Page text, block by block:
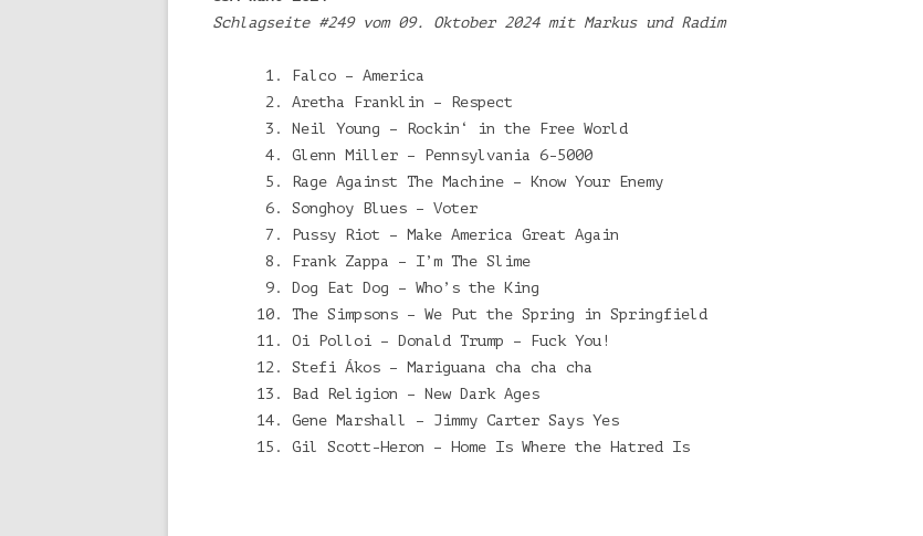
Schlagseite #249 vom 09. Oktober 2024 mit Markus und Radim
Falco – America
Aretha Franklin – Respect
Neil Young – Rockin‘ in the Free World
Glenn Miller – Pennsylvania 6-5000
Rage Against The Machine – Know Your Enemy
Songhoy Blues – Voter
Pussy Riot – Make America Great Again
Frank Zappa – I’m The Slime
Dog Eat Dog – Who’s the King
The Simpsons – We Put the Spring in Springfield
Oi Polloi – Donald Trump – Fuck You!
Stefi Ákos – Mariguana cha cha cha
Bad Religion – New Dark Ages
Gene Marshall – Jimmy Carter Says Yes
Gil Scott-Heron – Home Is Where the Hatred Is